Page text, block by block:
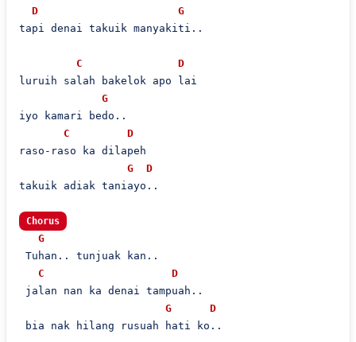
D
G
tapi denai takuik manyakiti..
C
D
luruih salah bakelok apo lai
G
iyo kamari bedo..
C
D
raso-raso ka dilapeh
G
D
takuik adiak taniayo..
Chorus
G
Tuhan.. tunjuak kan..
C
D
jalan nan ka denai tampuah..
G
D
bia nak hilang rusuah hati ko..